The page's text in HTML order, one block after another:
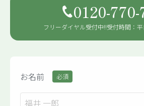
0120-
フリーダイヤル受付中!!受付時間：平
お名前 必須